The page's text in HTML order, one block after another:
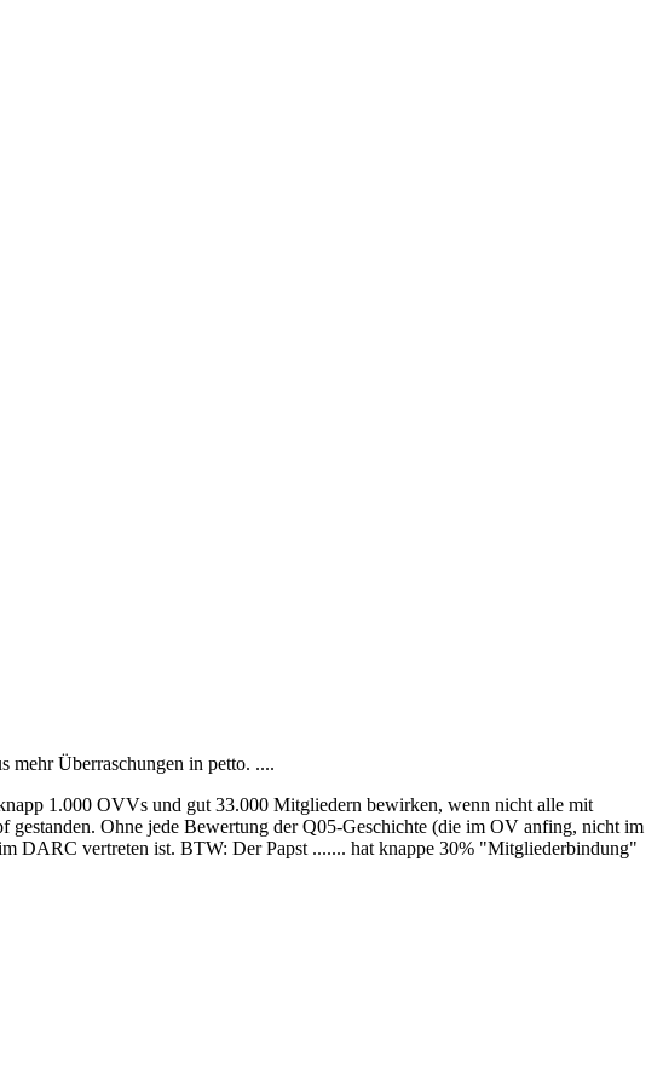
mehr Überraschungen in petto. ....
1.000 OVVs und gut 33.000 Mitgliedern bewirken, wenn nicht alle mit
Ohne jede Bewertung der Q05-Geschichte (die im OV anfing, nicht im
DARC vertreten ist. BTW: Der Papst ....... hat knappe 30% "Mitgliederbindung"